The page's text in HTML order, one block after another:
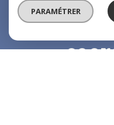
PARAMÉTRER